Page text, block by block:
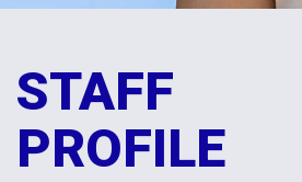
STAFF
PROFILE